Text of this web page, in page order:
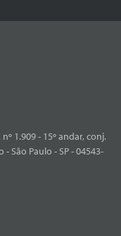
1.909 - 15º andar, conj.
São Paulo - SP - 04543-